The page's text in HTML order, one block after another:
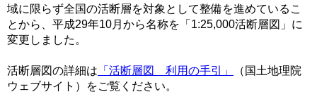
域に限らず全国の活断層を対象として整備を進めているこ
とから、平成29年10月から名称を「1:25,000活断層図」に
変更しました。
活断層図の詳細は 「活断層図 利用の手引」
（国土地理院
ウェブサイト）をご覧ください。